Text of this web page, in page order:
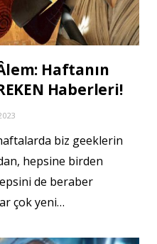
Haftanın
Haberleri!
biz geeklerin
hepsine birden
de beraber
çok yeni…